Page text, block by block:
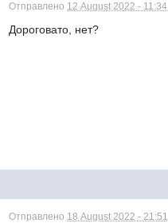
Отправлено 12 August 2022 - 11:34
Дороговато, нет?
Отправлено 18 August 2022 - 21:51